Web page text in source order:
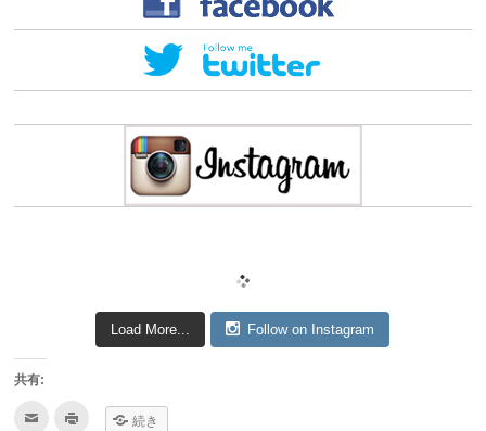
Load More... Follow on Instagram
共有:
続き